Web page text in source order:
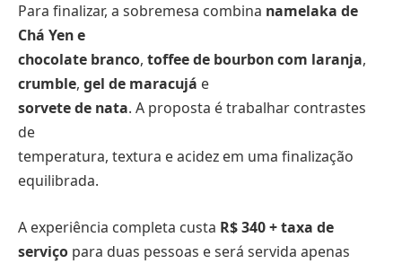
Para finalizar, a sobremesa combina namelaka de
Chá Yen e
chocolate branco, toffee de bourbon com laranja,
crumble, gel de maracujá e
sorvete de nata. A proposta é trabalhar contrastes
de
temperatura, textura e acidez em uma finalização
equilibrada.
A experiência completa custa R$ 340 + taxa de
serviço para duas pessoas e será servida apenas